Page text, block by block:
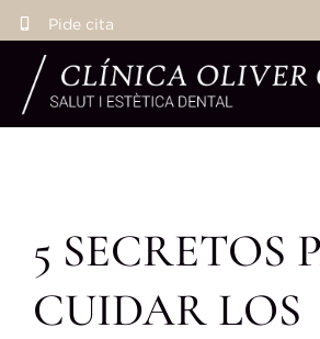
Saltar
contenido
Pide cita
5 SECRETOS
CUIDAR LOS